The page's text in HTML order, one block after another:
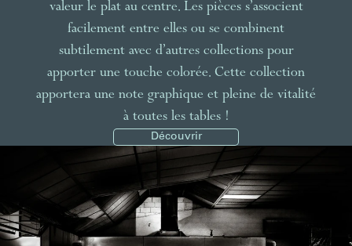
valeur le plat au centre. Les pièces s’associent
facilement entre elles ou se combinent
subtilement avec d’autres collections pour
apporter une touche colorée. Cette collection
apportera une note graphique et pleine de vitalité
à toutes les tables !
Découvrir